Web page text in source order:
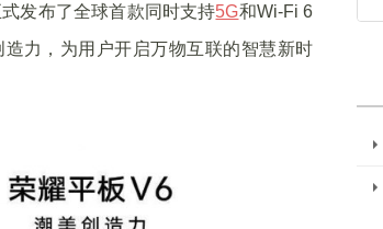
发布了全球首款同时支持5G和Wi-Fi 6
力，为用户开启万物互联的智慧新时